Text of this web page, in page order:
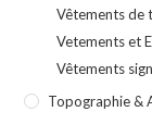
Vêtements de
Vetements et
Vêtements
Topographie &